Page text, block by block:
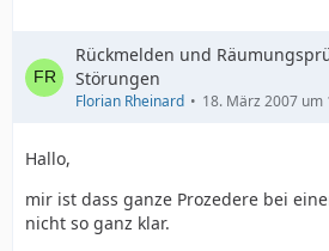
Rückmelden und
Störungen
Florian Rheinard 18. März 2007 um
Hallo,
mir ist dass ganze Prozedere bei
nicht so ganz klar.